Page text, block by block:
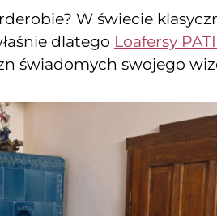
W świecie
dlatego Loafersy
świadomych swojego